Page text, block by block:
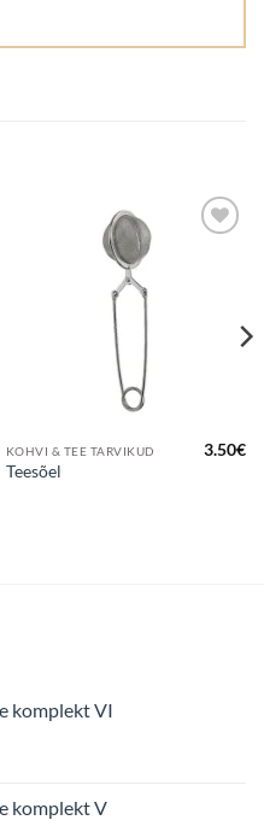
KOHVI & TEE TARVIKUD
Teesõel
3.50€
komplekt VI
komplekt V